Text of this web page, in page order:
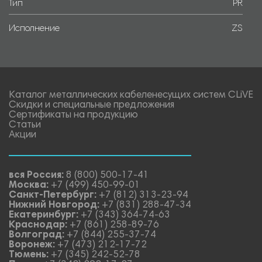
Тип PR
Исполнение ZS
Каталог металлических кабеленесущих систем CLiVE
Скидки и специальные предложения
Сертификаты на продукцию
Статьи
Акции
вся Россия: 8 (800) 500-17-41
Москва: +7 (499) 450-99-01
Санкт-Петербург: +7 (812) 313-23-94
Нижний Новгород: +7 (831) 288-47-34
Екатеринбург: +7 (343) 364-74-63
Краснодар: +7 (861) 258-89-76
Волгоград: +7 (844) 255-37-74
Воронеж: +7 (473) 212-17-72
Тюмень: +7 (345) 242-52-78